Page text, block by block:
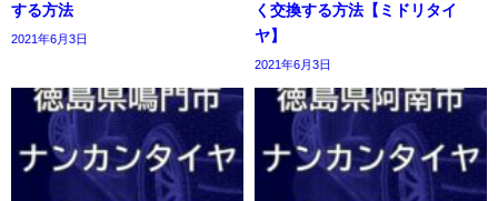
する方法
2021年6月3日
く交換する方法【ミドリタイ
ヤ】
2021年6月3日